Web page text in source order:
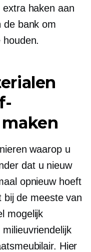
haken aan
de bank om
houden.
waarop u
dat u nieuw
opnieuw hoeft
bij de meeste van
mogelijk
milieuvriendelijk
Hier